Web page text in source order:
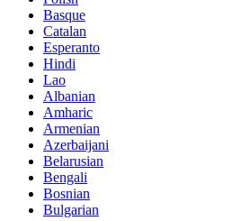
Basque
Catalan
Esperanto
Hindi
Lao
Albanian
Amharic
Armenian
Azerbaijani
Belarusian
Bengali
Bosnian
Bulgarian